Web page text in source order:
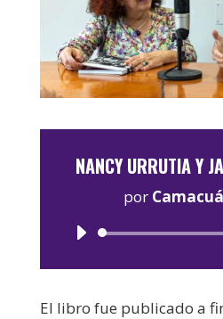
NANCY URRUTIA Y
por
El libro fue publicado a